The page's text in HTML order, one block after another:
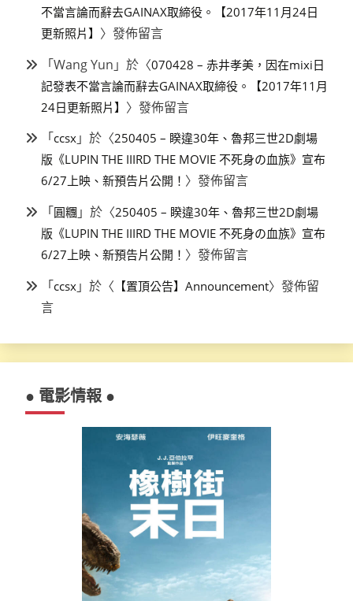
不當言論而辭去GAINAX取締役。【2017年11月24日
更新照片】 〉發佈留言
「Wang Yun 」於〈070428 – 赤井孝美，因在mixi日
記發表不當言論而辭去GAINAX取締役。【2017年11月
24日更新照片】 〉發佈留言
「ccsx 」於〈250405 – 睽違30年、魯邦三世2D劇場
版《LUPIN THE IIIRD THE MOVIE 不死身の血族》宣布
6/27上映、新預告片公開！ 〉發佈留言
「圓糰 」於〈250405 – 睽違30年、魯邦三世2D劇場
版《LUPIN THE IIIRD THE MOVIE 不死身の血族》宣布
6/27上映、新預告片公開！ 〉發佈留言
「ccsx 」於〈 【置頂公告】Announcement〉發佈留
言
● 電影情報 ●